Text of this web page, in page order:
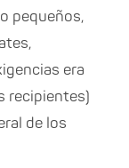
pequeños,
era
recipientes)
de los